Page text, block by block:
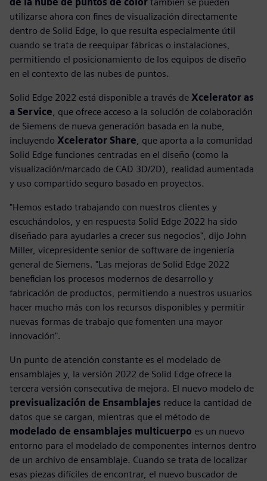
utilizarse ahora con fines de visualización directamente
dentro de Solid Edge, lo que resulta especialmente útil
cuando se trata de reequipar fábricas o instalaciones,
permitiendo el posicionamiento de los equipos de diseño
en el contexto de las nubes de puntos.
Solid Edge 2022 está disponible a través de Xcelerator as
a Service , que ofrece acceso a la solución de colaboración
de Siemens de nueva generación basada en la nube,
incluyendo Xcelerator Share , que aporta a la comunidad
Solid Edge funciones centradas en el diseño (como la
visualización/marcado de CAD 3D/2D), realidad aumentada
y uso compartido seguro basado en proyectos.
"Hemos estado trabajando con nuestros clientes y
escuchándolos, y en respuesta Solid Edge 2022 ha sido
diseñado para ayudarles a crecer sus negocios", dijo John
Miller, vicepresidente senior de software de ingeniería
general de Siemens. "Las mejoras de Solid Edge 2022
benefician los procesos modernos de desarrollo y
fabricación de productos, permitiendo a nuestros usuarios
hacer mucho más con los recursos disponibles y permitir
nuevas formas de trabajo que fomenten una mayor
innovación".
Un punto de atención constante es el modelado de
ensamblajes y, la versión 2022 de Solid Edge ofrece la
tercera versión consecutiva de mejora. El nuevo modelo de
previsualización de Ensamblajes reduce la cantidad de
datos que se cargan, mientras que el método de
modelado de ensamblajes multicuerpo es un nuevo
entorno para el modelado de componentes internos dentro
de un archivo de ensamblaje. Cuando se trata de localizar
esas piezas difíciles de encontrar, el nuevo buscador de